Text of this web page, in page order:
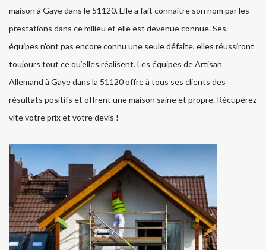
maison à Gaye dans le 51120. Elle a fait connaitre son nom par les
prestations dans ce milieu et elle est devenue connue. Ses
équipes n’ont pas encore connu une seule défaite, elles réussiront
toujours tout ce qu’elles réalisent. Les équipes de Artisan
Allemand à Gaye dans la 51120 offre à tous ses clients des
résultats positifs et offrent une maison saine et propre. Récupérez
vite votre prix et votre devis !